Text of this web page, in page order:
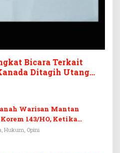
Bicara Terkait
Ditagih Utang
Warisan Mantan
143/HO, Ketika
Arena Pemerasan
Hukum, Opini